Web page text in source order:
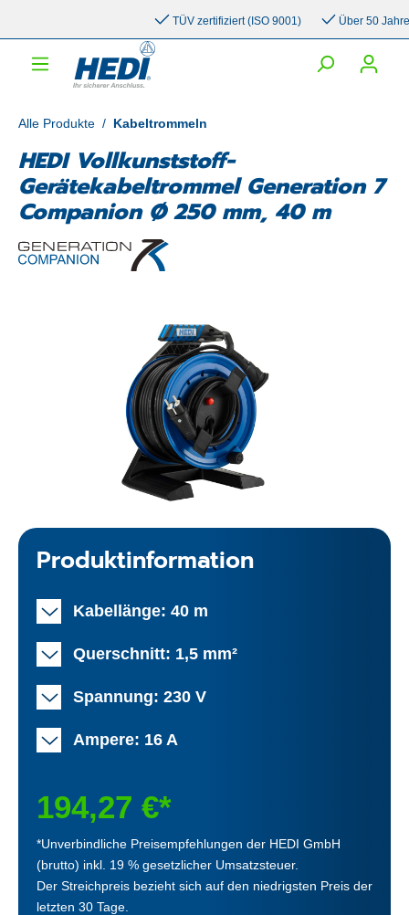
TÜV zertifiziert (ISO 9001) Über 50 Jahre
Alle Produkte / Kabeltrommeln
HEDI Vollkunststoff-
Gerätekabeltrommel Generation 7
Companion Ø 250 mm, 40 m
Produktinformation
Kabellänge: 40 m
Querschnitt: 1,5 mm²
Spannung: 230 V
Ampere: 16 A
194,27 €*
*Unverbindliche Preisempfehlungen der HEDI GmbH
(brutto) inkl. 19 % gesetzlicher Umsatzsteuer.
Der Streichpreis bezieht sich auf den niedrigsten Preis der
letzten 30 Tage.